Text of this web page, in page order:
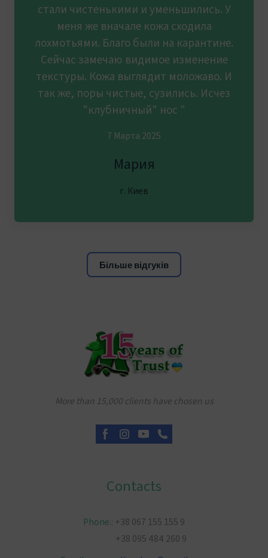
стали чистенькими и уменьшились. У
меня же вначале кожа сходила
лохмотьями. Благо были на карантине.
Сейчас замечаю видимое изменение
текстуры. Кожа выглядит моложаво. И
так же, поры чистые, сузились. Исчез
"клубничный" нос "
7 Марта 2025
Мария
г. Киев
Більше відгуків
More than 15,000 clients have chosen us
Contacts
Phone.: +38 067 155 155 9
+38 095 484 260 9